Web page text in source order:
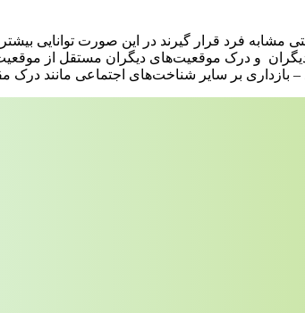
مشابه فرد قرار گیرند در این صورت توانایی
و درک موقعیت‌های دیگران مستقل از موقعیت
بازداری بر سایر شناخت‌های اجتماعی مانند درک